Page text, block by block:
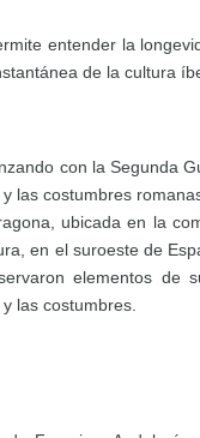
entender la
de la cultura
con la Segunda
las costumbres
ubicada en la
en el suroeste de
elementos de
las costumbres.